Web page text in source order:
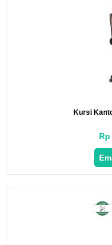
Kursi